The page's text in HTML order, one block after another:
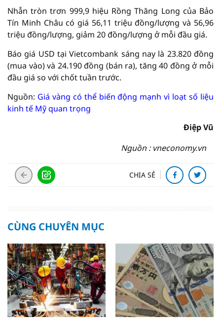
Nhẫn tròn trơn 999,9 hiệu Rồng Thăng Long của Bảo
Tín Minh Châu có giá 56,11 triệu đồng/lượng và 56,96
triệu đồng/lượng, giảm 20 đồng/lượng ở mỗi đầu giá.
Báo giá USD tại Vietcombank sáng nay là 23.820 đồng
(mua vào) và 24.190 đồng (bán ra), tăng 40 đồng ở mỗi
đầu giá so với chốt tuần trước.
Nguồn: Giá vàng có thể biến động mạnh vì loạt số liệu
kinh tế Mỹ quan trọng
Điệp Vũ
Nguồn : vneconomy.vn
CHIA SẺ
CÙNG CHUYÊN MỤC